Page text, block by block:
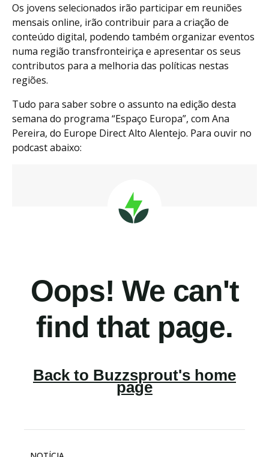
Os jovens selecionados irão participar em reuniões
mensais online, irão contribuir para a criação de
conteúdo digital, podendo também organizar eventos
numa região transfronteiriça e apresentar os seus
contributos para a melhoria das políticas nestas
regiões.
Tudo para saber sobre o assunto na edição desta
semana do programa “Espaço Europa”, com Ana
Pereira, do Europe Direct Alto Alentejo. Para ouvir no
podcast abaixo: